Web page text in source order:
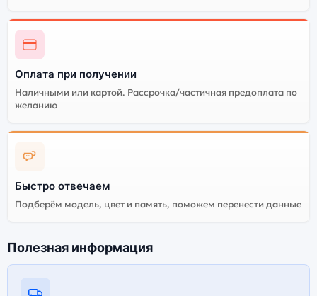
Качественный экран Системная оболочка
Apple iPad Pro 12.9
(2022) 512Gb Cellular
Существует не оригинальная и оригинальная версия
Space Gray (Космический Серый). Мы рекомендуем
адаптирована и поддерживает все сервисы. Не
оригинальная версия может стоить дешевле, но
Оплата при получении
Наличными или картой. Рассрочка/частичная предоплата по
желанию
Быстро отвечаем
Подберём модель, цвет и память, поможем перенести данные
Полезная информация